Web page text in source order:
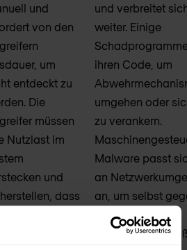
und
von den
um
entdeckt zu
Die
müssen
Nutzlast im
und
dass
und verbreitet
weiter. Einige
ihren Code, um
umgehen oder
zu verankern.
Malware passt
an
an, um selbst
aktive